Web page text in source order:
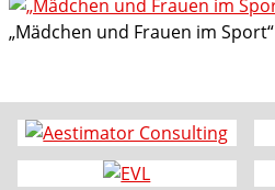
„Mädchen und Frauen im Sport“